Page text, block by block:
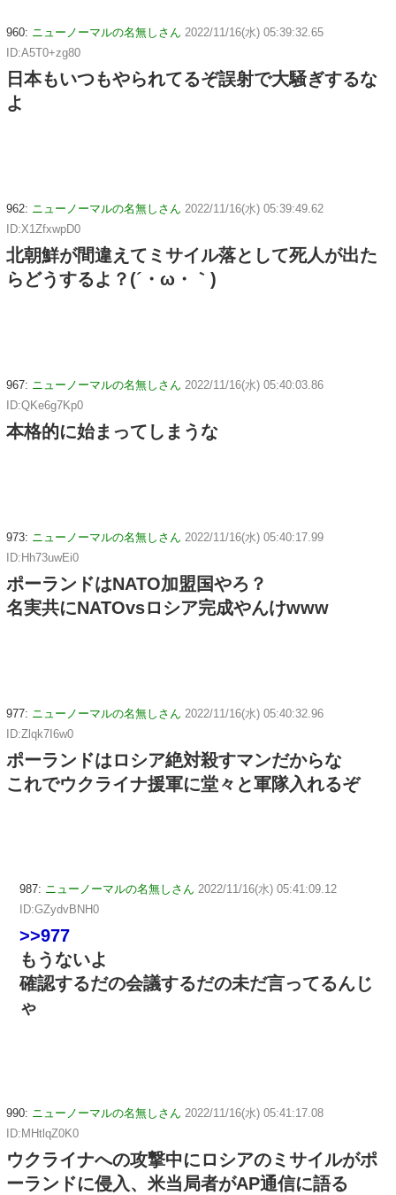
960: ニューノーマルの名無しさん 2022/11/16(水) 05:39:32.65
ID:A5T0+zg80
日本もいつもやられてるぞ誤射で大騒ぎするな
よ
962: ニューノーマルの名無しさん 2022/11/16(水) 05:39:49.62
ID:X1ZfxwpD0
北朝鮮が間違えてミサイル落として死人が出た
らどうするよ？(´・ω・｀)
967: ニューノーマルの名無しさん 2022/11/16(水) 05:40:03.86
ID:QKe6g7Kp0
本格的に始まってしまうな
973: ニューノーマルの名無しさん 2022/11/16(水) 05:40:17.99
ID:Hh73uwEi0
ポーランドはNATO加盟国やろ？
名実共にNATOvsロシア完成やんけwww
977: ニューノーマルの名無しさん 2022/11/16(水) 05:40:32.96
ID:Zlqk7I6w0
ポーランドはロシア絶対殺すマンだからな
これでウクライナ援軍に堂々と軍隊入れるぞ
987: ニューノーマルの名無しさん 2022/11/16(水) 05:41:09.12
ID:GZydvBNH0
>>977
もうないよ
確認するだの会議するだの未だ言ってるんじ
ゃ
990: ニューノーマルの名無しさん 2022/11/16(水) 05:41:17.08
ID:MHtlqZ0K0
ウクライナへの攻撃中にロシアのミサイルがポ
ーランドに侵入、米当局者がAP通信に語る